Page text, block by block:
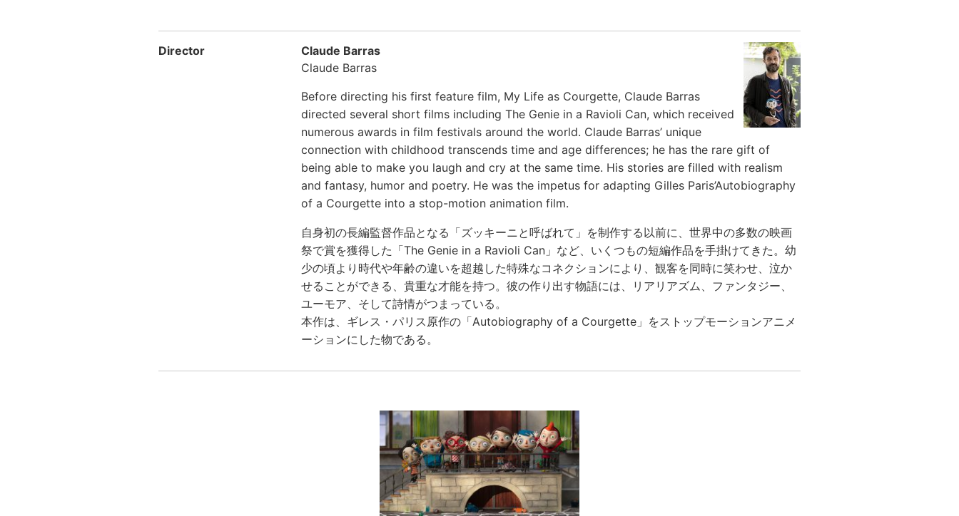
Director
Claude Barras
Claude Barras
Before directing his first feature film, My Life as Courgette, Claude Barras
directed several short films including The Genie in a Ravioli Can, which received
numerous awards in film festivals around the world. Claude Barras’ unique
connection with childhood transcends time and age differences; he has the rare gift of
being able to make you laugh and cry at the same time. His stories are filled with realism
and fantasy, humor and poetry. He was the impetus for adapting Gilles Paris’Autobiography
of a Courgette into a stop-motion animation film.
自身初の長編監督作品となる「ズッキーニと呼ばれて」を制作する以前に、世界中の多数の映画
祭で賞を獲得した「The Genie in a Ravioli Can」など、いくつもの短編作品を手掛けてきた。幼
少の頃より時代や年齢の違いを超越した特殊なコネクションにより、観客を同時に笑わせ、泣か
せることができる、貴重な才能を持つ。彼の作り出す物語には、リアリアズム、ファンタジー、
ユーモア、そして詩情がつまっている。
本作は、ギレス・パリス原作の「Autobiography of a Courgette」をストップモーションアニメ
ーションにした物である。